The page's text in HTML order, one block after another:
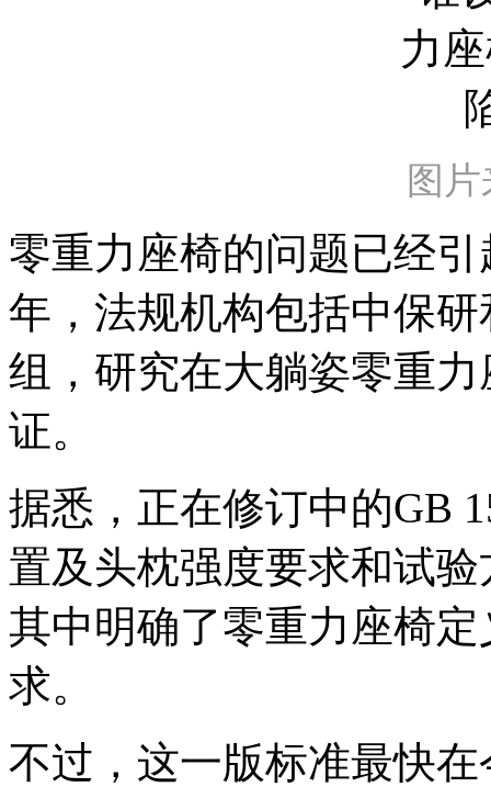
图
零重力座椅的问题已经
年，法规机构包括中保
组，研究在大躺姿零重
证。
据悉，正在修订中的GB
置及头枕强度要求和试
其中明确了零重力座椅
求。
不过，这一版标准最快